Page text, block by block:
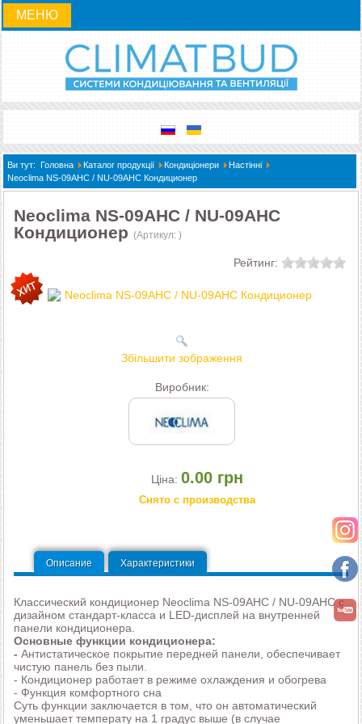
МЕНЮ
Ви тут: Головна Каталог продукції Кондиціонери
Настінні
Neoclima NS-09AHC / NU-09AHC Кондиционер
Neoclima NS-09AHC / NU-09AHC
Кондиционер (Артикул: )
Рейтинг:
Збільшити зображення
Виробник:
Ціна: 0.00 грн
Снято с производства
Описание Характеристики
Классический кондиционер Neoclima NS-09AHC / NU-09AHC с
дизайном стандарт-класса и LED-дисплей на внутренней
панели кондиционера.
Основные функции кондиционера:
- Антистатическое покрытие передней панели, обеспечивает
чистую панель без пыли.
- Кондиционер работает в режиме охлаждения и обогрева
- Функция комфортного сна
Суть функции заключается в том, что он автоматический
уменьшает температу на 1 градус выше (в случае